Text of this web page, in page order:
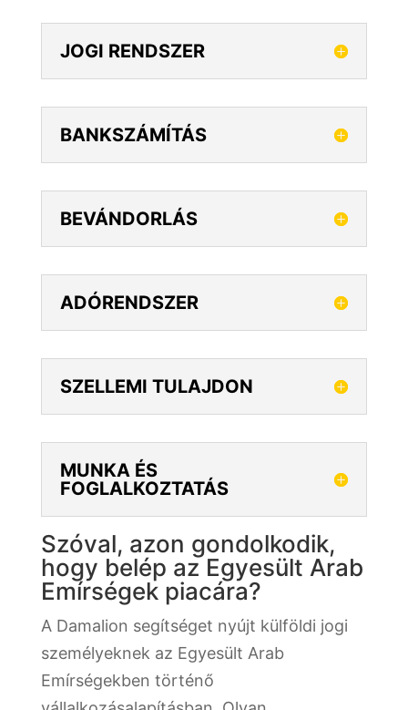
JOGI RENDSZER
BANKSZÁMÍTÁS
BEVÁNDORLÁS
ADÓRENDSZER
SZELLEMI TULAJDON
MUNKA ÉS
FOGLALKOZTATÁS
Szóval, azon gondolkodik,
hogy belép az Egyesült Arab
Emírségek piacára?
A Damalion segítséget nyújt külföldi jogi
személyeknek az Egyesült Arab
Emírségekben történő